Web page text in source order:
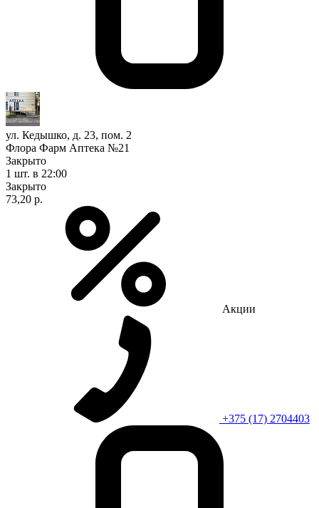
ул. Кедышко, д. 23, пом. 2
Флора Фарм Аптека №21
Закрыто
1 шт. в 22:00
Закрыто
73,20 р.
Акции
+375 (17) 2704403